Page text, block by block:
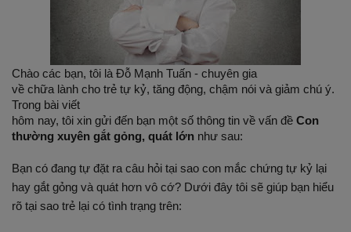
Chào các bạn, tôi là Đỗ Mạnh Tuấn - chuyên gia
về chữa lành cho trẻ tự kỷ, tăng động, chậm nói và giảm chú ý.
Trong bài viết
hôm nay, tôi xin gửi đến bạn một số thông tin về vấn đề Con
thường xuyên gắt gỏng, quát lớn như sau:
Bạn có đang tự đặt ra câu hỏi tại sao con mắc chứng tự kỷ lại
hay gắt gỏng và quát hơn vô cớ? Dưới đây tôi sẽ giúp bạn hiểu
rõ tại sao trẻ lại có tình trạng trên: